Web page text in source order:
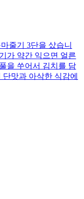
줄기 3단을 샀습니
가 약간 익으면 얼른
을 쑤어서 김치를 담
맛과 아삭한 식감에